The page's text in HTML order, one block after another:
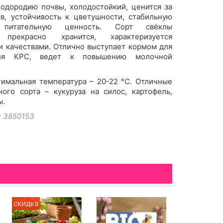
почвы, холодостойкий, ценится за
устойчивость к цветушности, стабильную
ценность. Сорт свёклы
хранится, характеризуется
Отлично выступает кормом для
КРС, ведет к повышению молочной
температура – 20-22 °С. Отличные
сорта – кукуруза на силос, картофель,
3850153
скидка